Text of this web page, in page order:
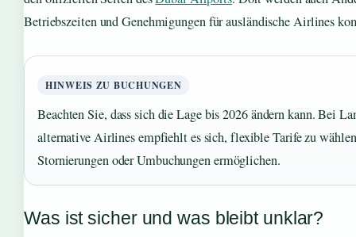
Betriebszeiten und Genehmigungen für ausländische Airlines
HINWEIS ZU BUCHUNGEN
Beachten Sie, dass sich die Lage bis 2026 ändern kann. Bei
alternative Airlines empfiehlt es sich, flexible Tarife zu
Stornierungen oder Umbuchungen ermöglichen.
Was ist sicher und was bleibt unklar?